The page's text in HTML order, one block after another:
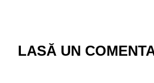
LASĂ UN